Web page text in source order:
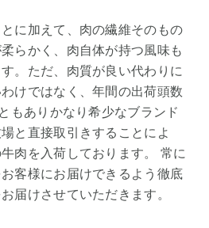
に加えて、肉の繊維そのもの
らかく、肉自体が持つ風味も
。ただ、肉質が良い代わりに
けではなく、年間の出荷頭数
もありかなり希少なブランド
と直接取引きすることによ
肉を入荷しております。 常に
客様にお届けできるよう徹底
届けさせていただきます。